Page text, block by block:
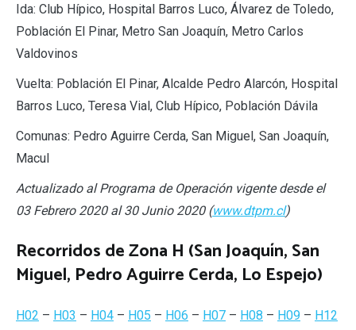
Ida: Club Hípico, Hospital Barros Luco, Álvarez de Toledo,
Población El Pinar, Metro San Joaquín, Metro Carlos
Valdovinos
Vuelta: Población El Pinar, Alcalde Pedro Alarcón, Hospital
Barros Luco, Teresa Vial, Club Hípico, Población Dávila
Comunas: Pedro Aguirre Cerda, San Miguel, San Joaquín,
Macul
Actualizado al Programa de Operación vigente desde el
03 Febrero 2020 al 30 Junio 2020 (www.dtpm.cl)
Recorridos de Zona H (San Joaquín, San
Miguel, Pedro Aguirre Cerda, Lo Espejo)
H02 – H03 – H04 – H05 – H06 – H07 – H08 – H09 – H12